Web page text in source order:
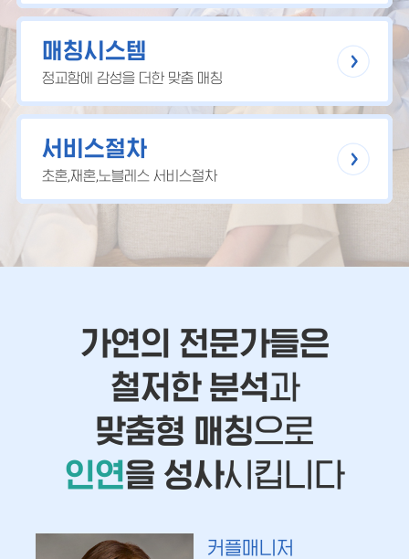
매칭시스템
정교함에 감성을 더한 맞춤 매칭
서비스절차
초혼,재혼,노블레스 서비스절차
가연의 전문가들은
철저한 분석과
맞춤형 매칭으로
인연을 성사시킵니다
커플매니저